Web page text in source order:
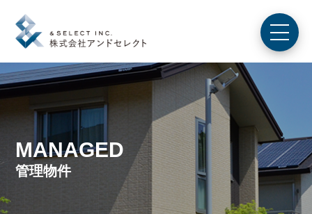
MANAGED
管理物件